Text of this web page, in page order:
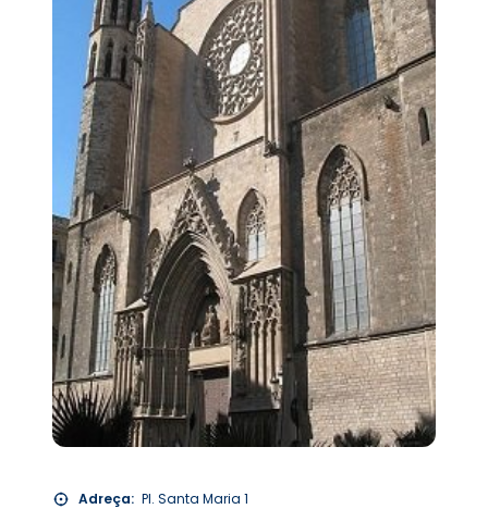
Adreça: Pl. Santa Maria 1